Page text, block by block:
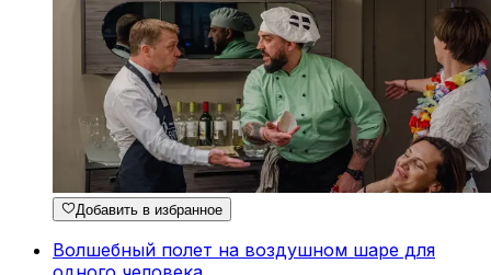
Добавить в избранное
Волшебный полет на воздушном шаре для